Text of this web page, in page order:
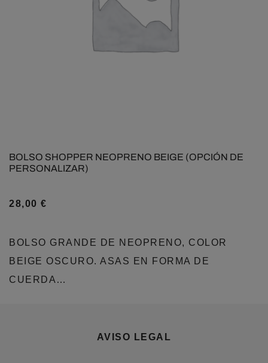
BOLSO SHOPPER NEOPRENO BEIGE (OPCIÓN DE
PERSONALIZAR)
28,00 €
BOLSO GRANDE DE NEOPRENO, COLOR
BEIGE OSCURO. ASAS EN FORMA DE
CUERDA…
AVISO LEGAL